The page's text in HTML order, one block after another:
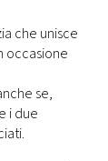
che unisce
occasione
se,
i due